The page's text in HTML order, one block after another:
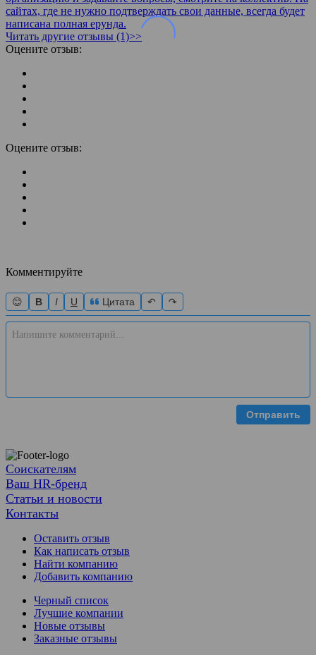
сайтах, где не нужно подтверждать свои данные, всегда будет
написана полная ерунда.
Читать другие отзывы (1)>>
Оцените отзыв:
Оцените отзыв:
Комментируйте
😊 B I U Цитата ↶ ↷
Отправить
Соискателям
Ваш HR-бренд
Статьи и новости
Контакты
Оставить отзыв
Как написать отзыв
Найти компанию
Добавить компанию
Черный список
Лучшие компании
Новые отзывы
Заказные отзывы